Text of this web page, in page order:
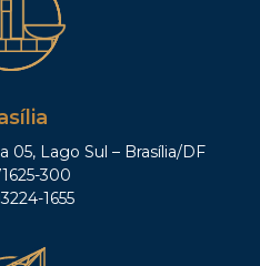
05, Lago Sul – Brasília/DF
300
1655